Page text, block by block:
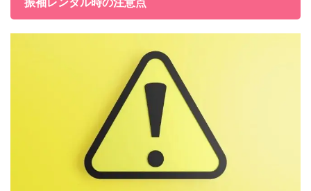
振袖レンタル時の注意点